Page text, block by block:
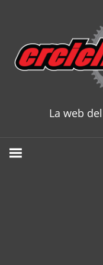
content
La web